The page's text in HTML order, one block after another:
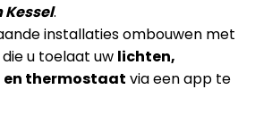
.
installaties ombouwen met
u toelaat uw lichten,
thermostaat via een app te